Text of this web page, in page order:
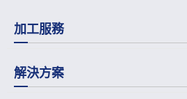
加工服務
解決方案